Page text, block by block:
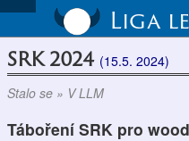
Liga
SRK 2024 (15.5. 2024)
Stalo se » V LLM
Táboření SRK pro